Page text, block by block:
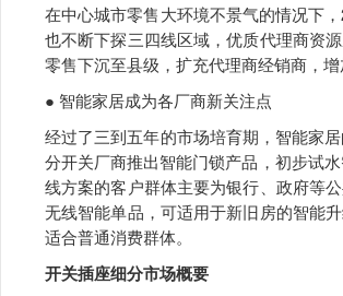
在中心城市零售大环境不景气的情况下
也不断下探三四线区域，优质代理商资
零售下沉至县级，扩充代理商经销商，
● 智能家居成为各厂商新关注点
经过了三到五年的市场培育期，智能家
分开关厂商推出智能门锁产品，初步试
线方案的客户群体主要为银行、政府等
无线智能单品，可适用于新旧房的智能
适合普通消费群体。
开关插座细分市场概要